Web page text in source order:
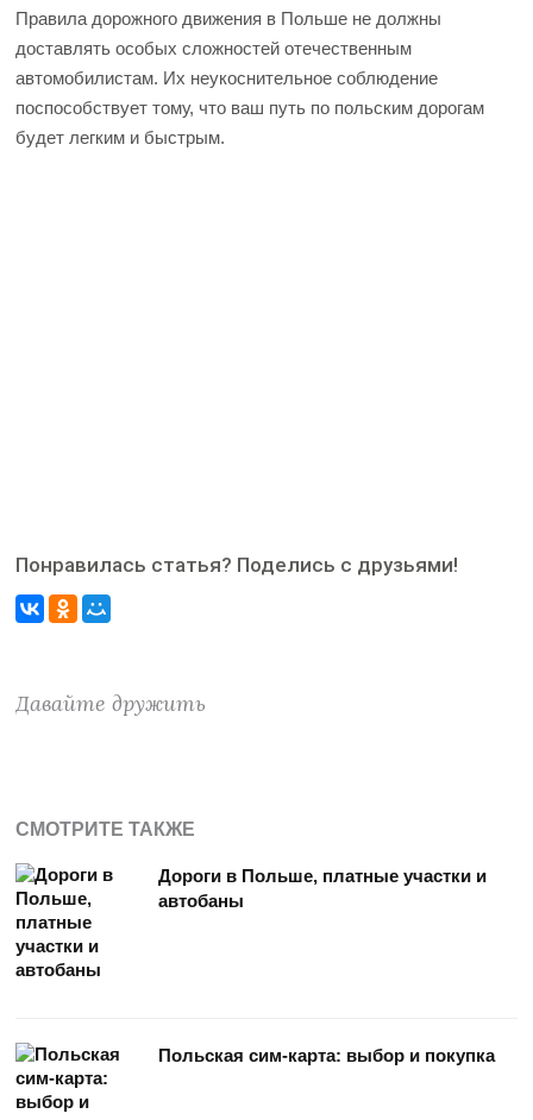
Правила дорожного движения в Польше не должны
доставлять особых сложностей отечественным
автомобилистам. Их неукоснительное соблюдение
поспособствует тому, что ваш путь по польским дорогам
будет легким и быстрым.
Понравилась статья? Поделись с друзьями!
Давайте дружить
СМОТРИТЕ ТАКЖЕ
Дороги в Польше, платные участки и
автобаны
Польская сим-карта: выбор и покупка